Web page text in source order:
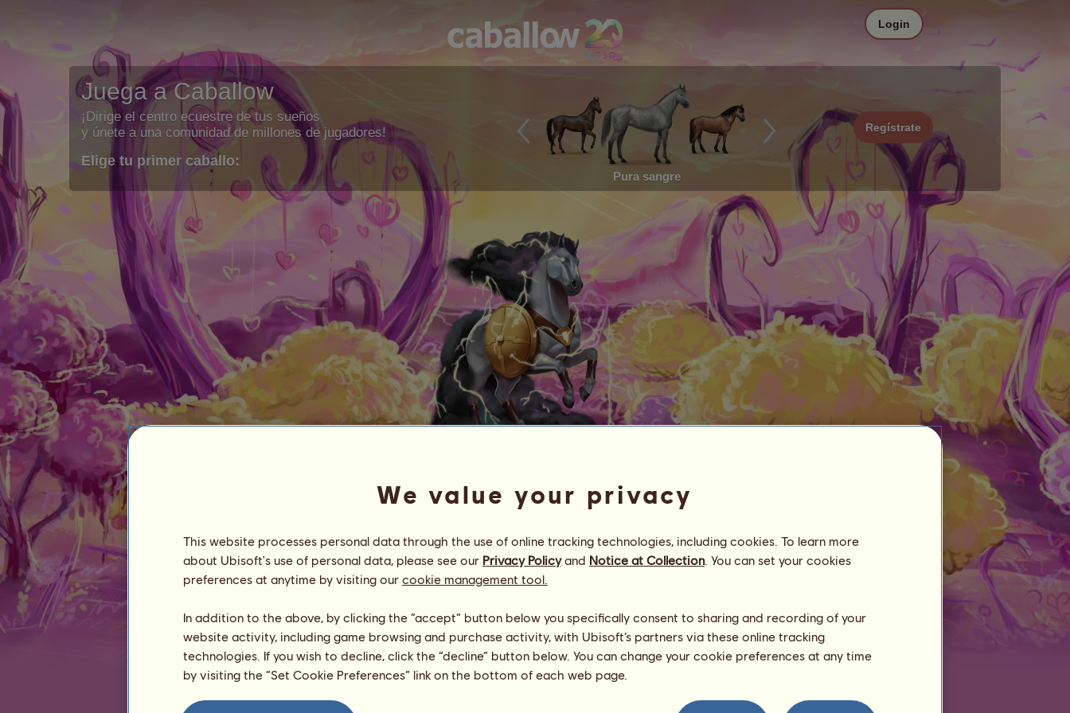
Juega a Caballow
¡Dirige el centro ecuestre de tus sueños
y únete a una comunidad de millones de jugadores!
Elige tu primer caballo:
Pura sangre
Regístrate
Login
Antigüedad :3620 días
Clasificación general : sin clasificar
Reserva :∞
Histórico de propietarios
Taranis
08:00
Energía 100 %
Salud
100%
Habilidades Total:3000.00
Resistencia
500.00
500.00
Galope
ecuestre.
Velocidad
Trote
We value your privacy
This website processes personal data through the use of online tracking technologies, including cookies. To learn more
about Ubisoft's use of personal data, please see our Privacy Policyand Notice at Collection. You can set your cookies
preferences at anytime by visiting our cookie management tool.
In addition to the above, by clicking the “accept” button below you specifically consent to sharing and recording of your
website activity, including game browsing and purchase activity, with Ubisoft’s partners via these online tracking
technologies. If you wish to decline, click the “decline” button below. You can change your cookie preferences at any time
by visiting the “Set Cookie Preferences” link on the bottom of each web page.